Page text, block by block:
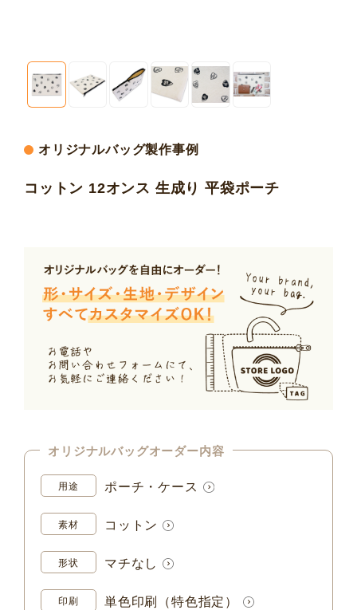
オリジナルバッグ製作事例
コットン 12オンス 生成り 平袋ポーチ
オリジナルバッグオーダー内容
用途 ポーチ・ケース
素材 コットン
形状 マチなし
印刷 単色印刷（特色指定）